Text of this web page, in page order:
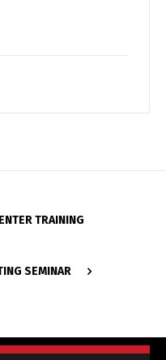
TRAINING
SEMINAR